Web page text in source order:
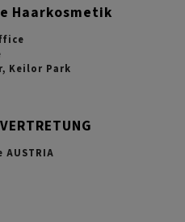
Haarkosmetik
Keilor Park